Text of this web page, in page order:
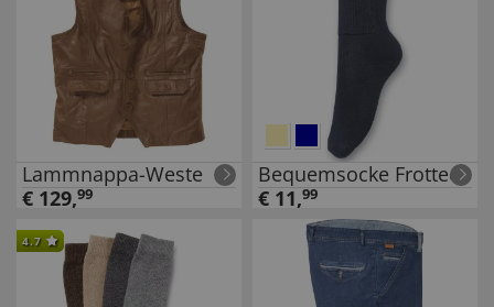
Lammnappa-Weste
€ 129,99
Bequemsocke Frottee
€ 11,99
4.7